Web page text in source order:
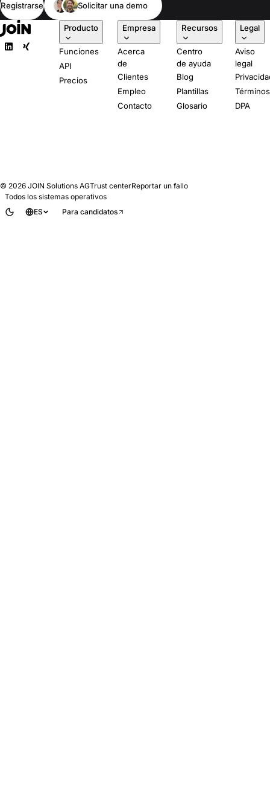
Registrarse Solicitar una demo
Producto
Funciones
API
Precios
Empresa
Acerca
de
Clientes
Empleo
Contacto
Recursos
Centro
de ayuda
Blog
Plantillas
Glosario
Legal
Aviso
legal
Términos
DPA
© 2026 JOIN Solutions AGTrust centerReportar un fallo
Todos los sistemas operativos
ES
Para candidatos